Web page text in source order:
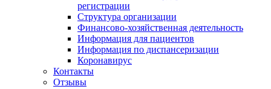
регистрации
Структура организации
Финансово-хозяйственная деятельность
Информация для пациентов
Информация по диспансеризации
Коронавирус
Контакты
Отзывы